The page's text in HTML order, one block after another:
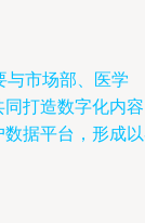
与市场部、医学
打造数字化内
据平台，形成